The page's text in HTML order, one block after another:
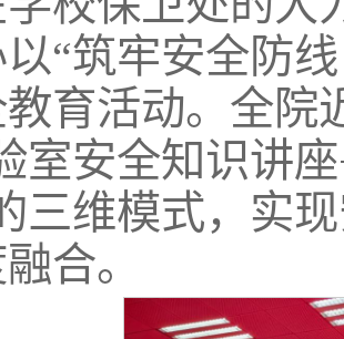
“筑牢安全防
育活动。全院
室安全知识讲
三维模式，实
合。